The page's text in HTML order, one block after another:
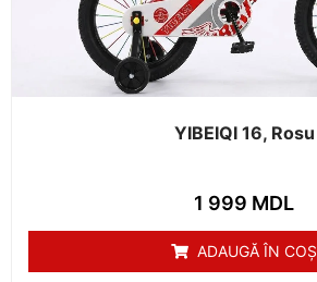
YIBEIQI 16, Rosu
1 999 MDL
ADAUGĂ ÎN COȘ